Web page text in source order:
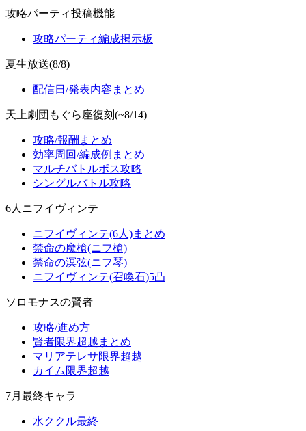
攻略パーティ投稿機能
攻略パーティ編成掲示板
夏生放送(8/8)
配信日/発表内容まとめ
天上劇団もぐら座復刻(~8/14)
攻略/報酬まとめ
効率周回/編成例まとめ
マルチバトルボス攻略
シングルバトル攻略
6人ニフイヴィンテ
ニフイヴィンテ(6人)まとめ
禁命の魔槍(ニフ槍)
禁命の溟弦(ニフ琴)
ニフイヴィンテ(召喚石)5凸
ソロモナスの賢者
攻略/進め方
賢者限界超越まとめ
マリアテレサ限界超越
カイム限界超越
7月最終キャラ
水ククル最終